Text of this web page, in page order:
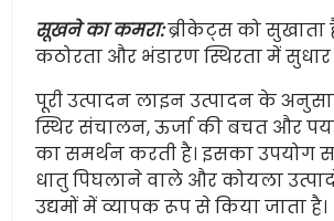
सूखने का कमरा:ब्रीकेट्स को सुखाता
कठोरता और भंडारण स्थिरता में सुधार
पूरी उत्पादन लाइन उत्पादन के
स्थिर संचालन, ऊर्जा की बचत और
का समर्थन करती है। इसका उपयोग
धातु पिघलाने वाले और कोयला
उद्यमों में व्यापक रूप से किया जाता है।